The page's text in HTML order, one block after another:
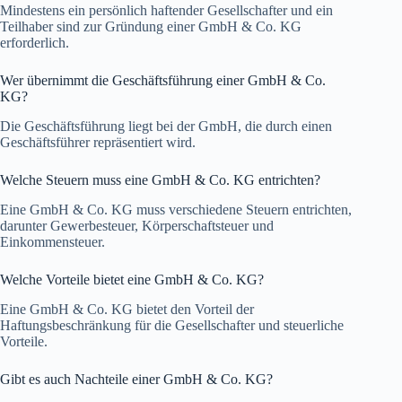
Mindestens ein persönlich haftender Gesellschafter und ein
Teilhaber sind zur Gründung einer GmbH & Co. KG
erforderlich.
Wer übernimmt die Geschäftsführung einer GmbH & Co.
KG?
Die Geschäftsführung liegt bei der GmbH, die durch einen
Geschäftsführer repräsentiert wird.
Welche Steuern muss eine GmbH & Co. KG entrichten?
Eine GmbH & Co. KG muss verschiedene Steuern entrichten,
darunter Gewerbesteuer, Körperschaftsteuer und
Einkommensteuer.
Welche Vorteile bietet eine GmbH & Co. KG?
Eine GmbH & Co. KG bietet den Vorteil der
Haftungsbeschränkung für die Gesellschafter und steuerliche
Vorteile.
Gibt es auch Nachteile einer GmbH & Co. KG?